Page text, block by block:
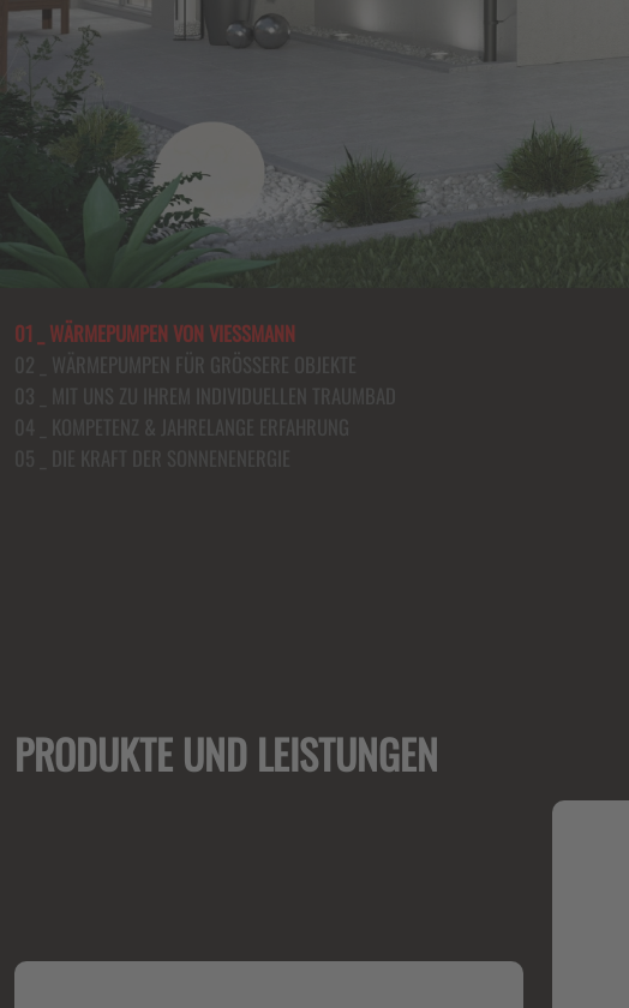
01 _ WÄRMEPUMPEN VON VIESSMANN
PRODUKTE UND LEISTUNGEN